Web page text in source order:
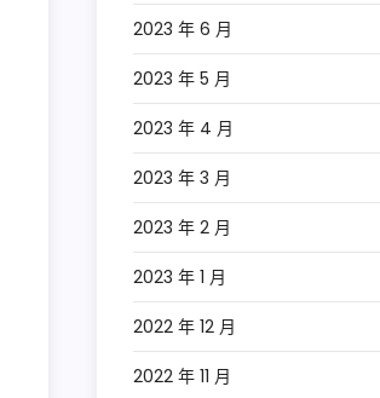
2023 年 6 月
2023 年 5 月
2023 年 4 月
2023 年 3 月
2023 年 2 月
2023 年 1 月
2022 年 12 月
2022 年 11 月